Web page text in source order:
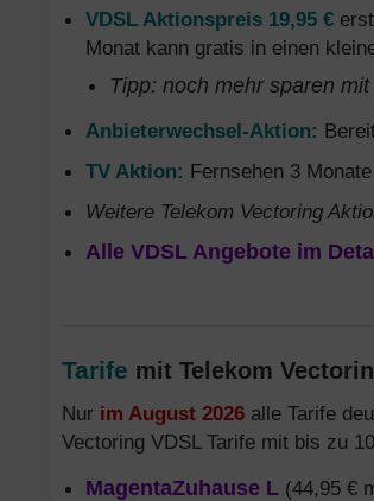
VDSL Aktionspreis 19,95 €
Monat kann gratis in einen
Tipp: noch mehr sparen
Anbieterwechsel-Aktion:
TV Aktion: Fernsehen 3
Weitere Telekom Vectoring
Alle VDSL Angebote im
Tarife mit Telekom
Nur im August 2026 alle Tarife
Vectoring VDSL Tarife mit bis zu
MagentaZuhause L (44,95 €